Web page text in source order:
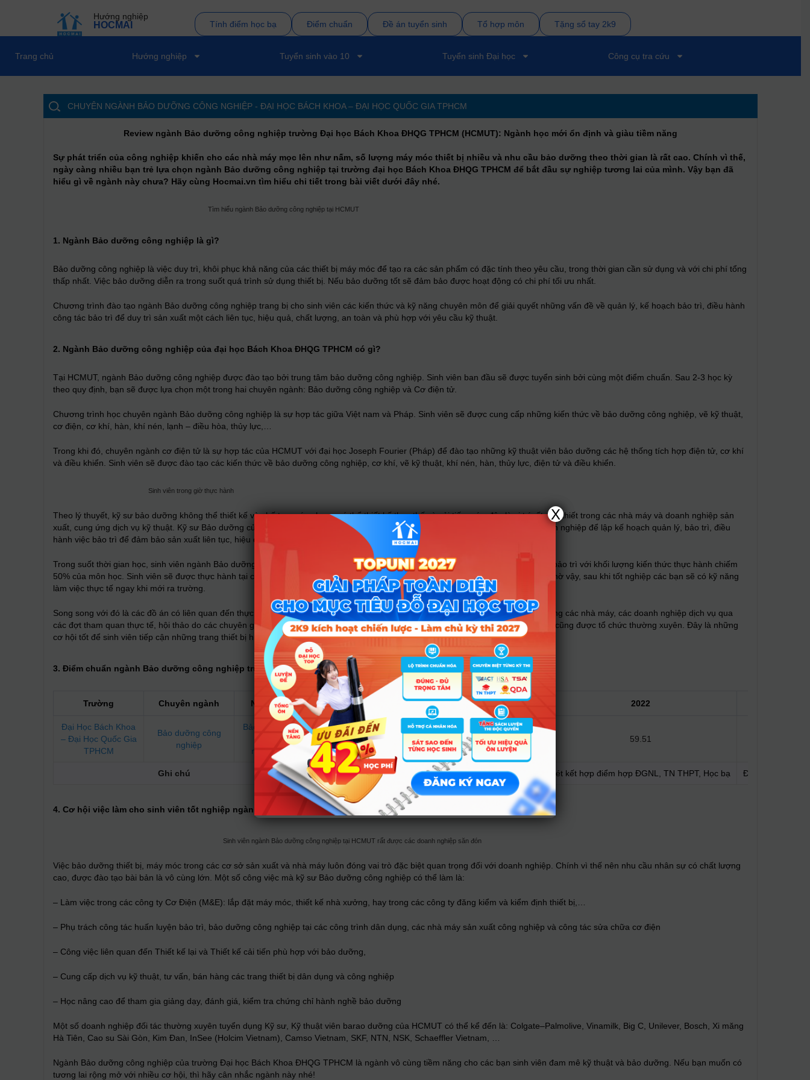
Hướng nghiệp
HOCMAI Tính điểm học bạ Điểm chuẩn Đề án tuyển sinh Tổ hợp môn Tặng sổ tay 2k9
Trang chủ Hướng nghiệp Tuyển sinh vào 10 Tuyển sinh Đại học Công cụ tra cứu
CHUYÊN NGÀNH BẢO DƯỠNG CÔNG NGHIỆP - ĐẠI HỌC BÁCH KHOA – ĐẠI HỌC QUỐC GIA TPHCM
Review ngành Bảo dưỡng công nghiệp trường Đại học Bách Khoa ĐHQG TPHCM (HCMUT): Ngành học mới ổn định và giàu tiềm năng
Sự phát triển của công nghiệp khiến cho các nhà máy mọc lên như nấm, số lượng máy móc thiết bị nhiều và nhu cầu bảo dưỡng theo thời gian là rất cao. Chính vì thế,
ngày càng nhiều bạn trẻ lựa chọn ngành Bảo dưỡng công nghiệp tại trường đại học Bách Khoa ĐHQG TPHCM để bắt đầu sự nghiệp tương lai của mình. Vậy bạn đã
hiểu gì về ngành này chưa? Hãy cùng Hocmai.vn tìm hiểu chi tiết trong bài viết dưới đây nhé.
Tìm hiểu ngành Bảo dưỡng công nghiệp tại HCMUT
1. Ngành Bảo dưỡng công nghiệp là gì?
Bảo dưỡng công nghiệp là việc duy trì, khôi phục khả năng của các thiết bị máy móc để tạo ra các sản phẩm có đặc tính theo yêu cầu, trong thời gian cần sử dụng và với chi phí tổng
thấp nhất. Việc bảo dưỡng diễn ra trong suốt quá trình sử dụng thiết bị. Nếu bảo dưỡng tốt sẽ đảm bảo được hoạt động có chi phí tối ưu nhất.
Chương trình đào tạo ngành Bảo dưỡng công nghiệp trang bị cho sinh viên các kiến thức và kỹ năng chuyên môn để giải quyết những vấn đề về quản lý, kế hoạch bảo trì, điều hành
công tác bảo trì để duy trì sản xuất một cách liên tục, hiệu quả, chất lượng, an toàn và phù hợp với yêu cầu kỹ thuật.
2. Ngành Bảo dưỡng công nghiệp của đại học Bách Khoa ĐHQG TPHCM có gì?
Tại HCMUT, ngành Bảo dưỡng công nghiệp được đào tạo bởi trung tâm bảo dưỡng công nghiệp. Sinh viên ban đầu sẽ được tuyển sinh bởi cùng một điểm chuẩn. Sau 2-3 học kỳ
theo quy định, bạn sẽ được lựa chọn một trong hai chuyên ngành: Bảo dưỡng công nghiệp và Cơ điện tử.
Chương trình học chuyên ngành Bảo dưỡng công nghiệp là sự hợp tác giữa Việt nam và Pháp. Sinh viên sẽ được cung cấp những kiến thức về bảo dưỡng công nghiệp, vẽ kỹ thuật,
cơ điện, cơ khí, hàn, khí nén, lạnh – điều hòa, thủy lực,…
Trong khi đó, chuyên ngành cơ điện tử là sự hợp tác của HCMUT với đại học Joseph Fourier (Pháp) để đào tạo những kỹ thuật viên bảo dưỡng các hệ thống tích hợp điện tử, cơ khí
và điều khiển. Sinh viên sẽ được đào tạo các kiến thức về bảo dưỡng công nghiệp, cơ khí, vẽ kỹ thuật, khí nén, hàn, thủy lực, điện tử và điều khiển.
Sinh viên trong giờ thực hành
Theo lý thuyết, kỹ sư bảo dưỡng không thể thiết kế và chế tạo máy nhưng có thể thiết kế thay thế và cải tiến máy, đây là vị trí rất cần thiết trong các nhà máy và doanh nghiệp sản
xuất, cung ứng dịch vụ kỹ thuật. Kỹ sư Bảo dưỡng của đại học Bách khoa sẽ có khả năng lãnh đạo kết hợp với các kiến thức chuyên nghiệp để lập kế hoạch quản lý, bảo trì, điều
hành việc bảo trì để đảm bảo sản xuất liên tục, hiệu quả, an toàn và phù hợp với yêu cầu về môi trường sạch.
Trong suốt thời gian học, sinh viên ngành Bảo dưỡng công nghiệp của HCMUT luôn được giới thiệu học và thực hành các kỹ thuật bảo trì với khối lượng kiến thức thực hành chiếm
50% của môn học. Sinh viên sẽ được thực hành tại các xưởng và phòng thí nghiệm với các trang thiết bị hiện đại do Pháp tài trợ. Nhờ vậy, sau khi tốt nghiệp các bạn sẽ có kỹ năng
làm việc thực tế ngay khi mới ra trường.
Song song với đó là các đồ án có liên quan đến thực tế bảo trì trong doanh nghiệp. Các kỹ sư tương lai sẽ được đào tạo thực tế trong các nhà máy, các doanh nghiệp dịch vụ qua
các đợt tham quan thực tế, hội thảo do các chuyên gia bảo trì hàng đầu trình bày. Hơn nữa, các đợt thực tập tại cơ sở công nghiệp cũng được tổ chức thường xuyên. Đây là những
cơ hội tốt để sinh viên tiếp cận những trang thiết bị hiện đại và các kỹ thuật bảo trì thực tế.
3. Điểm chuẩn ngành Bảo dưỡng công nghiệp trường đại học Bách Khoa ĐHQG TPHCM
Trường Chuyên ngành Ngành 2023 2022
Đại Học Bách Khoa
– Đại Học Quốc Gia
TPHCM
Bảo dưỡng công
nghiệp
Bảo dưỡng
nghiệp
57.33 59.51
Ghi chú Tốt nghiệp THPT; Điểm thi TN THPT theo tổ hợp xét tuyển x 3 Xét kết hợp điểm hợp ĐGNL, TN THPT, Học bạ Điểm thi TN
4. Cơ hội việc làm cho sinh viên tốt nghiệp ngành Bảo dưỡng công nghiệp
Sinh viên ngành Bảo dưỡng công nghiệp tại HCMUT rất được các doanh nghiệp săn đón
Việc bảo dưỡng thiết bị, máy móc trong các cơ sở sản xuất và nhà máy luôn đóng vai trò đặc biệt quan trọng đối với doanh nghiệp. Chính vì thế nên nhu cầu nhân sự có chất lượng
cao, được đào tạo bài bản là vô cùng lớn. Một số công việc mà kỹ sư Bảo dưỡng công nghiệp có thể làm là:
– Làm việc trong các công ty Cơ Điện (M&E): lắp đặt máy móc, thiết kế nhà xưởng, hay trong các công ty đăng kiểm và kiểm định thiết bị,…
– Phụ trách công tác huấn luyện bảo trì, bảo dưỡng công nghiệp tại các công trình dân dụng, các nhà máy sản xuất công nghiệp và công tác sửa chữa cơ điện
– Công việc liên quan đến Thiết kế lại và Thiết kế cải tiến phù hợp với bảo dưỡng,
– Cung cấp dịch vụ kỹ thuật, tư vấn, bán hàng các trang thiết bị dân dụng và công nghiệp
– Học nâng cao để tham gia giảng dạy, đánh giá, kiểm tra chứng chỉ hành nghề bảo dưỡng
Một số doanh nghiệp đối tác thường xuyên tuyển dụng Kỹ sư, Kỹ thuật viên barao dưỡng của HCMUT có thể kể đến là: Colgate–Palmolive, Vinamilk, Big C, Unilever, Bosch, Xi măng
Hà Tiên, Cao su Sài Gòn, Kim Đan, InSee (Holcim Vietnam), Camso Vietnam, SKF, NTN, NSK, Schaeffler Vietnam, …
Ngành Bảo dưỡng công nghiệp của trường Đại học Bách Khoa ĐHQG TPHCM là ngành vô cùng tiềm năng cho các bạn sinh viên đam mê kỹ thuật và bảo dưỡng. Nếu bạn muốn có
tương lai rộng mở với nhiều cơ hội, thì hãy cân nhắc ngành này nhé!
X